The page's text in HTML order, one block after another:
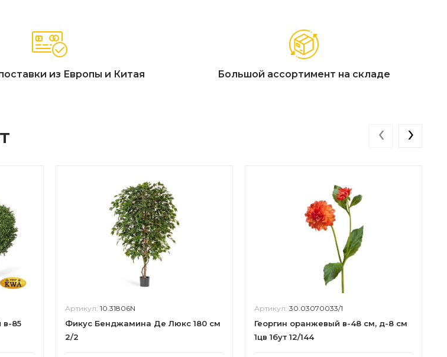
из Европы и Китая Большой ассортимент на складе
85
Артикул: 10.31806N
Фикус Бенджамина Де Люкс 180 см
2/2
Артикул: 30.03070033/1
Георгин оранжевый в-48 см, д-8 см
1цв 1бут 12/144
‹ ›